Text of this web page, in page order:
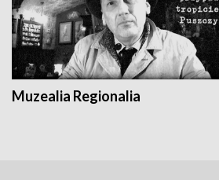
Muzealia Regionalia